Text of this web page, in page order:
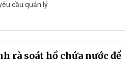
cầu quản lý.
rà soát hồ chứa nước để